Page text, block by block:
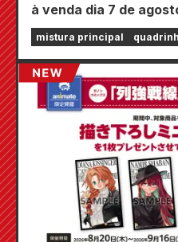
à venda dia 7 de
mistura principal